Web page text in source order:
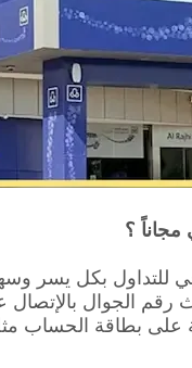
؟
للتداول بكل يسر
الجوال بالإتصال
بطاقة الحساب